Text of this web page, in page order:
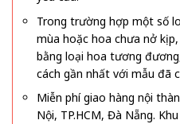
Trong trường hợp một số
mùa hoặc hoa chưa nở
bằng loại hoa tương
cách gần nhất với mẫu đã
Miễn phí giao hàng nội
Nội, TP.HCM, Đà Nẵng.